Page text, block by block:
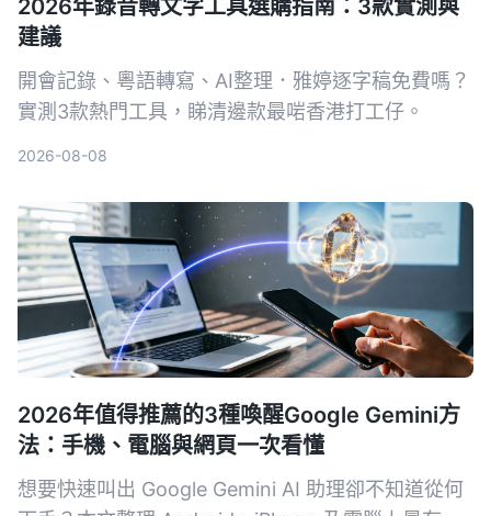
2026年錄音轉文字工具選購指南：3款實測與
建議
開會記錄、粵語轉寫、AI整理．雅婷逐字稿免費嗎？
實測3款熱門工具，睇清邊款最啱香港打工仔。
2026-08-08
2026年值得推薦的3種喚醒Google Gemini方
法：手機、電腦與網頁一次看懂
想要快速叫出 Google Gemini AI 助理卻不知道從何